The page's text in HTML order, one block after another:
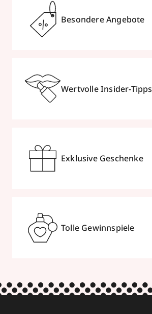
Besondere Angebote
Wertvolle Insider-Tipps
Exklusive Geschenke
Tolle Gewinnspiele